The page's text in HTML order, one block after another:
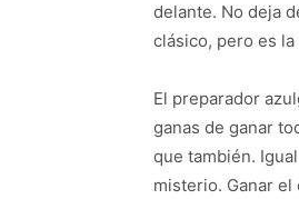
delante. No deja
clásico, pero es
El preparador
ganas de ganar
que también.
misterio. Ganar